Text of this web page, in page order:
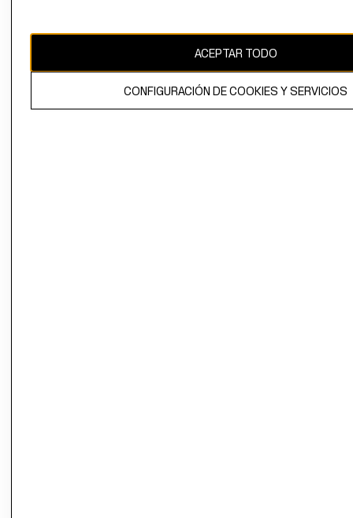
Chile ($)
ACEPTAR TODO
CONFIGURACIÓN DE COOKIES Y SERVICIOS